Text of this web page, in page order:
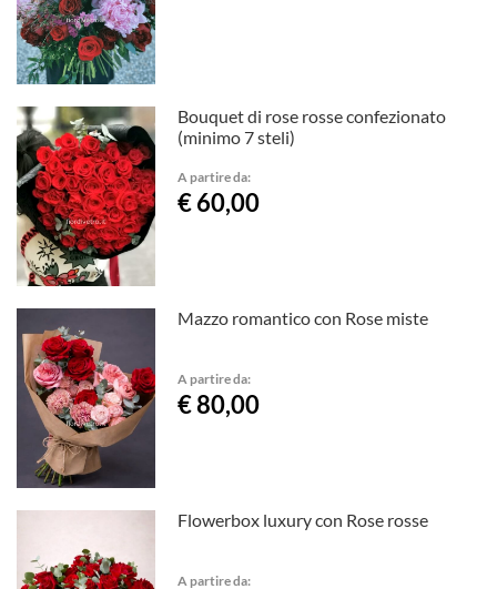
Bouquet di rose rosse confezionato
(minimo 7 steli)
A partire da:
€ 60,00
Mazzo romantico con Rose miste
A partire da:
€ 80,00
Flowerbox luxury con Rose rosse
A partire da: